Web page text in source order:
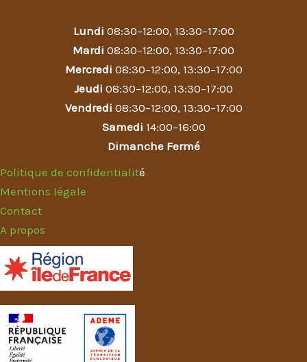
Lundi 08:30–12:00, 13:30–17:00
Mardi 08:30–12:00, 13:30–17:00
Mercredi 08:30–12:00, 13:30–17:00
Jeudi 08:30–12:00, 13:30–17:00
Vendredi 08:30–12:00, 13:30–17:00
Samedi 14:00–16:00
Dimanche Fermé
Politique de confidentialité
Mentions légale
Contact
A propos